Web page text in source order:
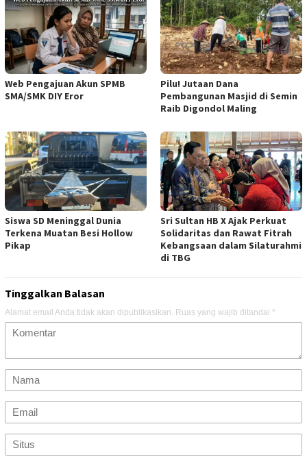
Web Pengajuan Akun SPMB
SMA/SMK DIY Eror
Pilu! Jutaan Dana
Pembangunan Masjid di Semin
Raib Digondol Maling
Siswa SD Meninggal Dunia
Terkena Muatan Besi Hollow
Pikap
Sri Sultan HB X Ajak Perkuat
Solidaritas dan Rawat Fitrah
Kebangsaan dalam Silaturahmi
di TBG
Tinggalkan Balasan
Alamat email Anda tidak akan dipublikasikan. Ruas yang wajib ditandai *